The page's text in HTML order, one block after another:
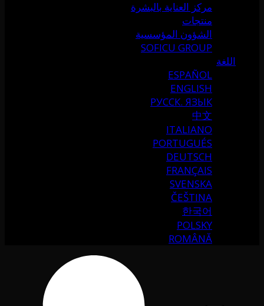
مركز العناية بالبشرة
منتجات
الشؤون المؤسسية
SOFICU GROUP
اللغة
ESPAÑOL
ENGLISH
РУССК. ЯЗЫК
中文
ITALIANO
PORTUGUÉS
DEUTSCH
FRANÇAIS
SVENSKA
ČEŠTINA
한국어
POLSKY
ROMÂNĂ